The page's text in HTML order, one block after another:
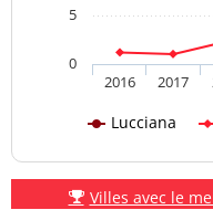
Lucciana
2016 2017
0
5
Villes avec le